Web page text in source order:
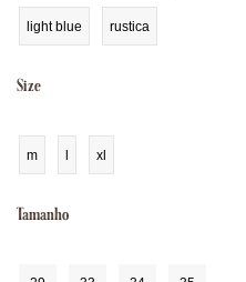
light blue rustica
Size
m l xl
Tamanho